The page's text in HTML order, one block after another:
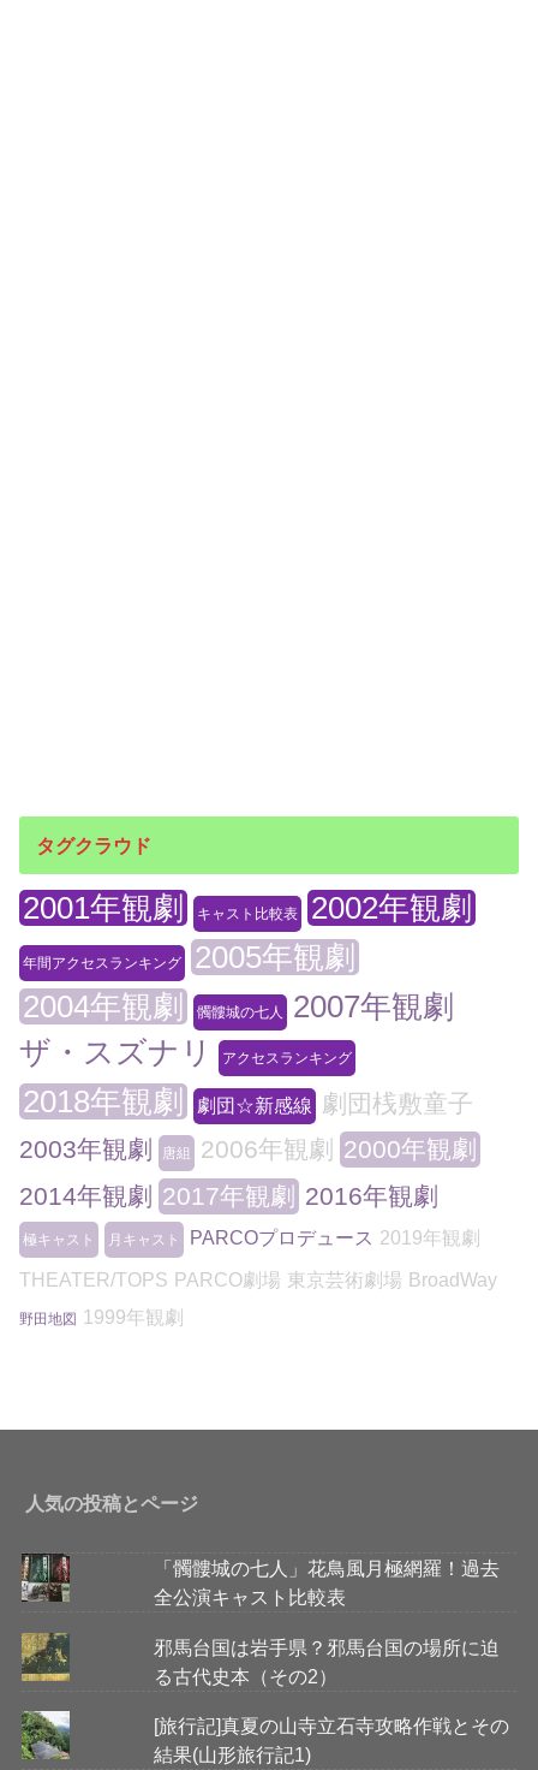
タグクラウド
2001年観劇 キャスト比較表 2002年観劇
年間アクセスランキング
2005年観劇
2004年観劇
髑髏城の七人
2007年観劇
ザ・スズナリ
アクセスランキング
2018年観劇 劇団☆新感線
劇団桟敷童子
2003年観劇
唐組 2006年観劇
2000年観劇
2014年観劇 2017年観劇 2016年観劇
極キャスト 月キャスト PARCOプロデュース 2019年観劇
THEATER/TOPS PARCO劇場 東京芸術劇場 BroadWay
野田地図 1999年観劇
人気の投稿とページ
「髑髏城の七人」花鳥風月極網羅！過去
全公演キャスト比較表
邪馬台国は岩手県？邪馬台国の場所に迫
る古代史本（その2）
[旅行記]真夏の山寺立石寺攻略作戦とその
結果(山形旅行記1)